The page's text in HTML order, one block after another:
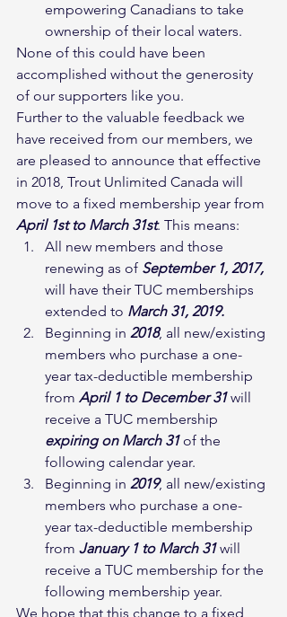
empowering Canadians to take
ownership of their local waters.
None of this could have been
accomplished without the generosity
of our supporters like you.
Further to the valuable feedback we
have received from our members, we
are pleased to announce that effective
in 2018, Trout Unlimited Canada will
move to a fixed membership year from
April 1st to March 31st. This means:
All new members and those
renewing as of September 1, 2017,
will have their TUC memberships
extended to March 31, 2019.
Beginning in 2018, all new/existing
members who purchase a one-
year tax-deductible membership
from April 1 to December 31 will
receive a TUC membership
expiring on March 31 of the
following calendar year.
Beginning in 2019, all new/existing
members who purchase a one-
year tax-deductible membership
from January 1 to March 31 will
receive a TUC membership for the
following membership year.
We hope that this change to a fixed